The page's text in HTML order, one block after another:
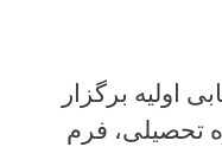
اولیه برگزار
تحصیلی، فرم